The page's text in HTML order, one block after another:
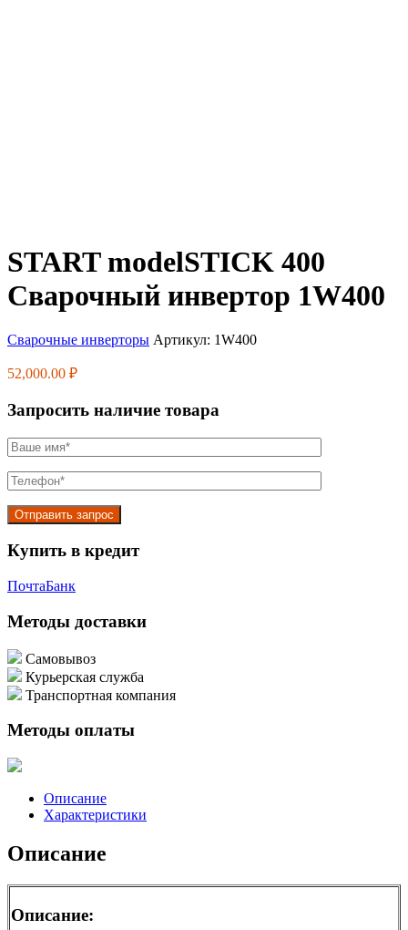
START modelSTICK 400
Сварочный инвертор 1W400
Сварочные инверторы Артикул: 1W400
52,000.00 ₽
Запросить наличие товара
Купить в кредит
ПочтаБанк
Методы доставки
Самовывоз
Курьерская служба
Транспортная компания
Методы оплаты
Описание
Характеристики
Описание
Описание: